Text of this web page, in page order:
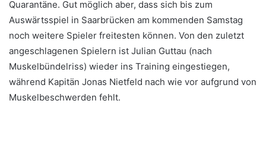
Quarantäne. Gut möglich aber, dass sich bis zum
Auswärtsspiel in Saarbrücken am kommenden Samstag
noch weitere Spieler freitesten können. Von den zuletzt
angeschlagenen Spielern ist Julian Guttau (nach
Muskelbündelriss) wieder ins Training eingestiegen,
während Kapitän Jonas Nietfeld nach wie vor aufgrund von
Muskelbeschwerden fehlt.